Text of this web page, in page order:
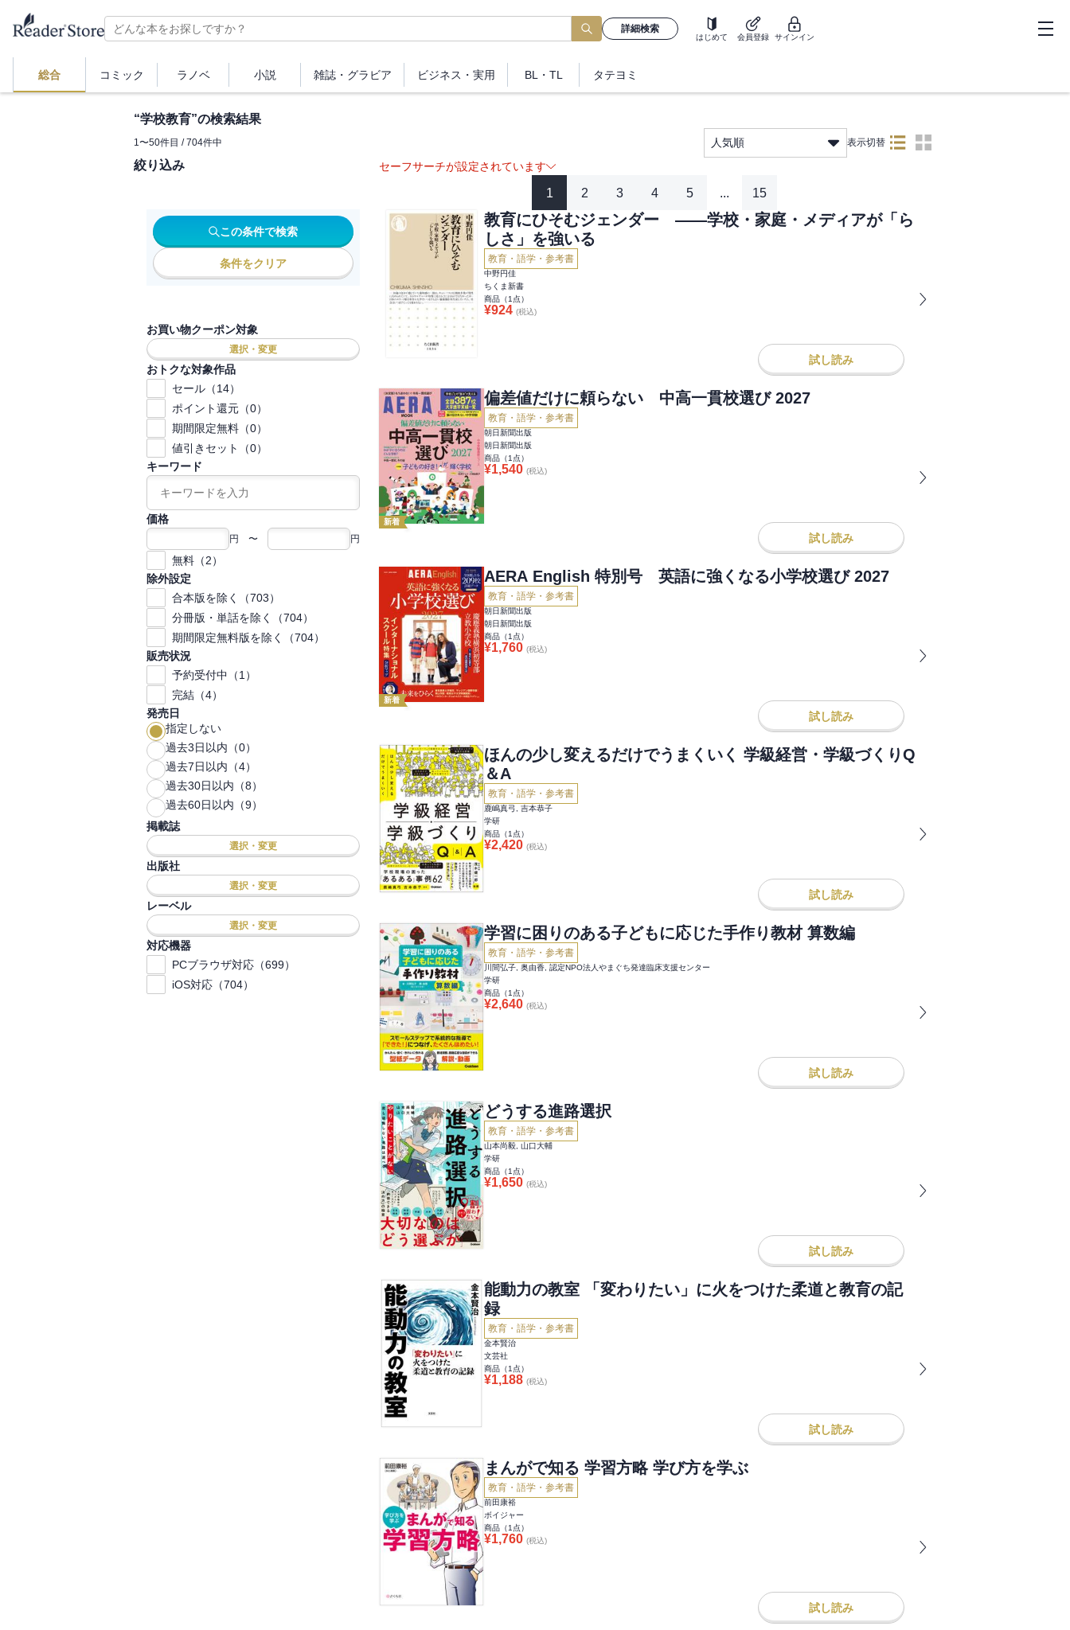
詳細検索
はじめて 会員登録 サインイン
総合 コミック ラノベ 小説 雑誌・ グラビア ビジネス ・実用 BL・TL タテヨミ
“学校教育”の検索結果
1〜50件目 / 704件中 人気順 表示切替
絞り込み
この条件で検索
条件をクリア
お買い物クーポン対象
選択・変更
おトクな対象作品
セール（14）
ポイント還元（0）
期間限定無料（0）
値引きセット（0）
キーワード
価格
円 〜 円
無料（2）
除外設定
合本版を除く（703）
分冊版・単話を除く（704）
期間限定無料版を除く（704）
販売状況
予約受付中（1）
完結（4）
発売日
指定しない
過去3日以内（0）
過去7日以内（4）
過去30日以内（8）
過去60日以内（9）
掲載誌
選択・変更
出版社
選択・変更
レーベル
選択・変更
対応機器
PCブラウザ対応（699）
iOS対応（704）
セーフサーチが設定されています
1 2 3 4 5 ... 15
教育にひそむジェンダー ――学校・家庭・メディアが「ら
しさ」を強いる
教育・語学・参考書
中野円佳
ちくま新書
商品（1 点）
¥924 (税込)
試し読み
新着
偏差値だけに頼らない 中高一貫校選び 2027
教育・語学・参考書
朝日新聞出版
朝日新聞出版
商品（1 点）
¥1,540 (税込)
試し読み
新着
AERA English 特別号 英語に強くなる小学校選び 2027
教育・語学・参考書
朝日新聞出版
朝日新聞出版
商品（1 点）
¥1,760 (税込)
試し読み
ほんの少し変えるだけでうまくいく 学級経営・学級づくりQ
＆A
教育・語学・参考書
鹿嶋真弓, 吉本恭子
学研
商品（1 点）
¥2,420 (税込)
試し読み
学習に困りのある子どもに応じた手作り教材 算数編
教育・語学・参考書
川間弘子, 奥由香, 認定NPO法人やまぐち発達臨床支援センター
学研
商品（1 点）
¥2,640 (税込)
試し読み
どうする進路選択
教育・語学・参考書
山本尚毅, 山口大輔
学研
商品（1 点）
¥1,650 (税込)
試し読み
能動力の教室 「変わりたい」に火をつけた柔道と教育の記
録
教育・語学・参考書
金本賢治
文芸社
商品（1 点）
¥1,188 (税込)
試し読み
まんがで知る 学習方略 学び方を学ぶ
教育・語学・参考書
前田康裕
ボイジャー
商品（1 点）
¥1,760 (税込)
試し読み